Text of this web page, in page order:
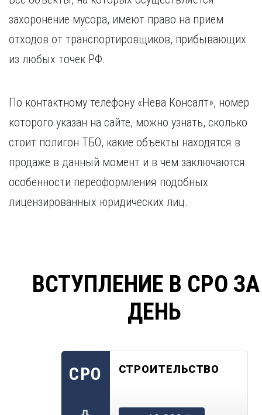
захоронение мусора, имеют право на прием
отходов от транспортировщиков, прибывающих
из любых точек РФ.
По контактному телефону «Нева Консалт», номер
которого указан на сайте, можно узнать, сколько
стоит полигон ТБО, какие объекты находятся в
продаже в данный момент и в чем заключаются
особенности переоформления подобных
лицензированных юридических лиц.
ВСТУПЛЕНИЕ В СРО
ДЕНЬ
СРО СТРОИТЕЛЬСТВО